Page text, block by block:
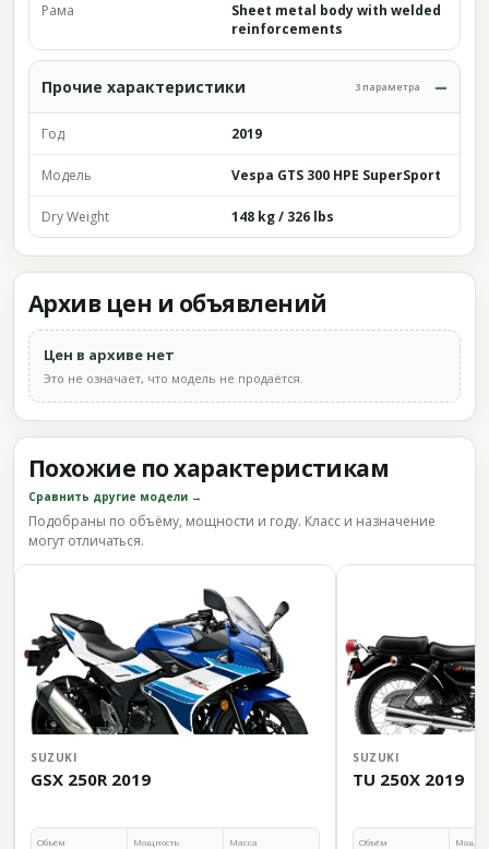
Рама
Sheet metal body with welded
reinforcements
Прочие характеристики 3 параметра
Год 2019
Модель Vespa GTS 300 HPE SuperSport
Dry Weight 148 kg / 326 lbs
Архив цен и объявлений
Цен в архиве нет
Это не означает, что модель не продаётся.
Похожие по характеристикам
Сравнить другие модели →
Подобраны по объёму, мощности и году. Класс и назначение
могут отличаться.
SUZUKI
GSX 250R 2019
Объём Мощность Масса
SUZUKI
TU 250X 2019
Объём